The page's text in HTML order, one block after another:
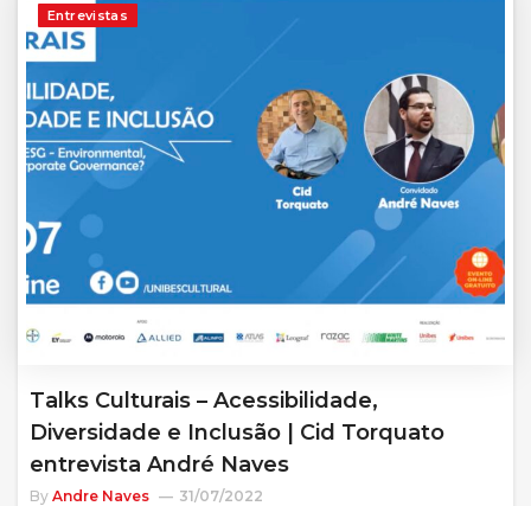
Entrevistas
Talks Culturais – Acessibilidade,
Diversidade e Inclusão | Cid Torquato
entrevista André Naves
By Andre Naves 31/07/2022